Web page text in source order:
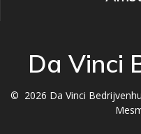
Da Vinci
© 2026 Da Vinci